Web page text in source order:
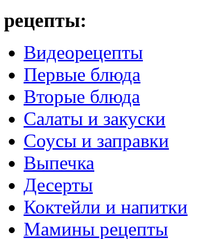
рецепты:
Видеорецепты
Первые блюда
Вторые блюда
Салаты и закуски
Соусы и заправки
Выпечка
Десерты
Коктейли и напитки
Мамины рецепты